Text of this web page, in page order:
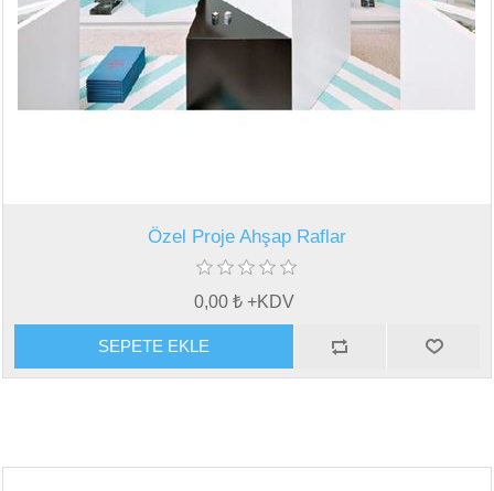
Özel Proje Ahşap Raflar
0,00 ₺ +KDV